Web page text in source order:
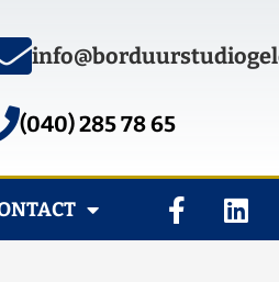
(040) 285 78 65